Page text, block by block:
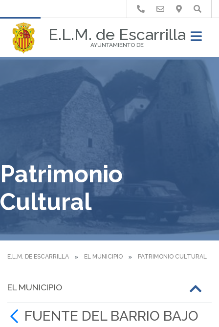
E.L.M. de Escarrilla
AYUNTAMIENTO DE
Buscar
Patrimonio
Cultural
E.L.M. DE ESCARRILLA EL MUNICIPIO PATRIMONIO CULTURAL
EL MUNICIPIO
FUENTE DEL BARRIO BAJO